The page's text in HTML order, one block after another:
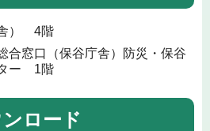
舎） 4階
窓口（保谷庁舎）防災・保谷
ー 1階
ロード